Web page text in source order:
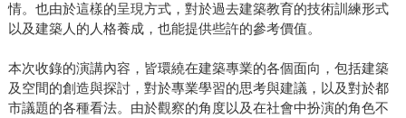
情。也由於這樣的呈現方式，對於過去建築教育的技術訓練形式
以及建築人的人格養成，也能提供些許的參考價值。
本次收錄的演講內容，皆環繞在建築專業的各個面向，包括建築
及空間的創造與探討，對於專業學習的思考與建議，以及對於都
市議題的各種看法。由於觀察的角度以及在社會中扮演的角色不